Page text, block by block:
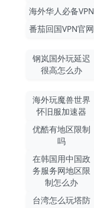
海外华人必备VPN
番茄回国VPN官网
钢岚国外玩延迟
很高怎么办
海外玩魔兽世界
怀旧服加速器
优酷有地区限制
吗
在韩国用中国政
务服务网地区限
制怎么办
台湾怎么玩塔防